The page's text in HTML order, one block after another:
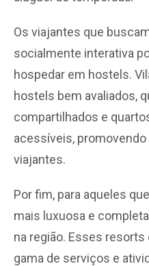
Os viajantes que
socialmente interativa
hospedar em hostels.
hostels bem avaliados,
compartilhados e
acessíveis,
viajantes.
Por fim, para aqueles
mais luxuosa e
na região. Esses
gama de serviços e